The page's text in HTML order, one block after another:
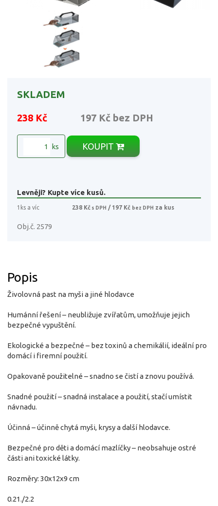
SKLADEM
238 Kč 197 Kč bez DPH
ks KOUPIT
Levněji? Kupte více kusů.
1ks a víc 238 Kč s DPH / 197 Kč bez DPH za kus
Obj.č. 2579
Popis
Živolovná past na myši a jiné hlodavce
Humánní řešení – neubližuje zvířatům, umožňuje jejich
bezpečné vypuštění.
Ekologické a bezpečné – bez toxinů a chemikálií, ideální pro
domácí i firemní použití.
Opakovaně použitelné – snadno se čistí a znovu používá.
Snadné použití – snadná instalace a použití, stačí umístit
návnadu.
Účinná – účinně chytá myši, krysy a další hlodavce.
Bezpečné pro děti a domácí mazlíčky – neobsahuje ostré
části ani toxické látky.
Rozměry: 30x12x9 cm
0.21./2.2